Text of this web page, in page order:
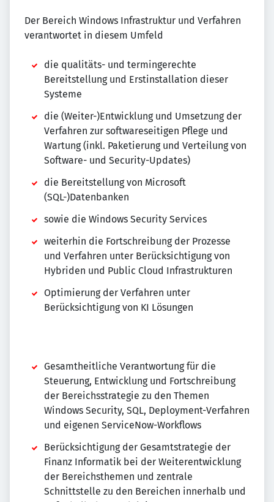
Der Bereich Windows Infrastruktur und Verfahren
verantwortet in diesem Umfeld
die qualitäts- und termingerechte
Bereitstellung und Erstinstallation dieser
Systeme
die (Weiter-)Entwicklung und Umsetzung der
Verfahren zur softwareseitigen Pflege und
Wartung (inkl. Paketierung und Verteilung von
Software- und Security-Updates)
die Bereitstellung von Microsoft
(SQL-)Datenbanken
sowie die Windows Security Services
weiterhin die Fortschreibung der Prozesse
und Verfahren unter Berücksichtigung von
Hybriden und Public Cloud Infrastrukturen
Optimierung der Verfahren unter
Berücksichtigung von KI Lösungen
Gesamtheitliche Verantwortung für die
Steuerung, Entwicklung und Fortschreibung
der Bereichsstrategie zu den Themen
Windows Security, SQL, Deployment-Verfahren
und eigenen ServiceNow-Workflows
Berücksichtigung der Gesamtstrategie der
Finanz Informatik bei der Weiterentwicklung
der Bereichsthemen und zentrale
Schnittstelle zu den Bereichen innerhalb und